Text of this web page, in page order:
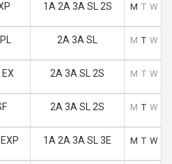
1A 2A 3A SL 2S M T W
2A 3A SL M T W
2A 3A SL 2S M T W
2A 3A SL 2S M T W
1A 2A 3A SL 3E M T W